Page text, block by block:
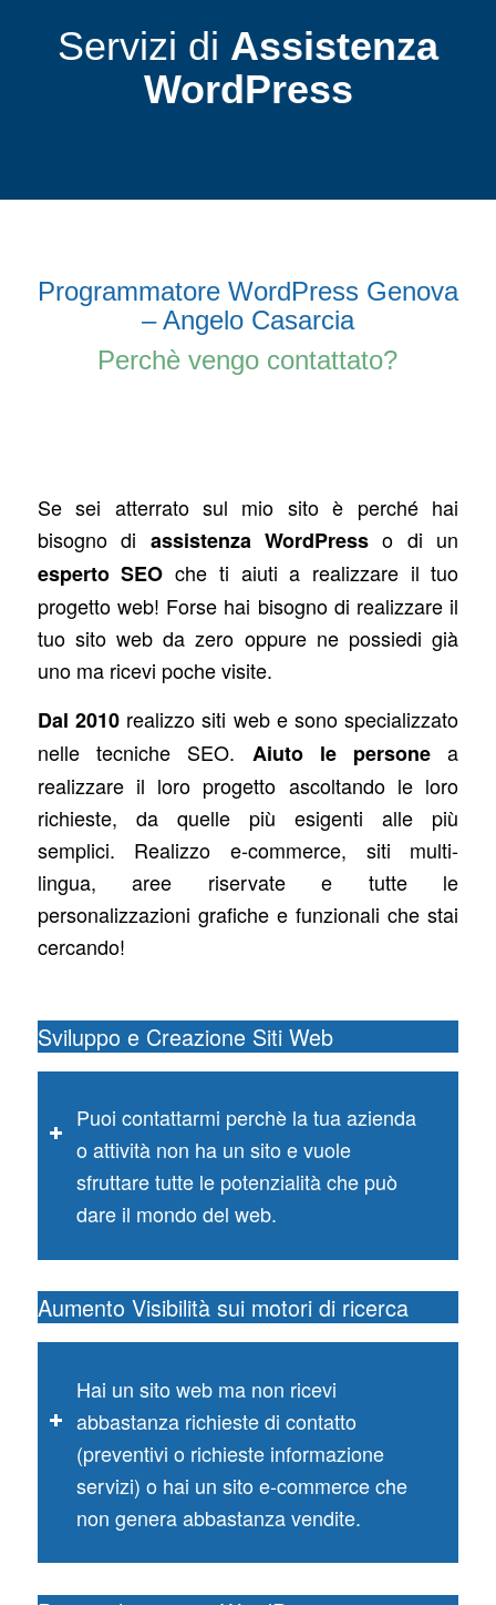
Servizi di Assistenza
WordPress
Programmatore WordPress Genova
– Angelo Casarcia
Perchè vengo contattato?
Se sei atterrato sul mio sito è perché hai
bisogno di assistenza WordPress o di un
esperto SEO che ti aiuti a realizzare il tuo
progetto web! Forse hai bisogno di realizzare il
tuo sito web da zero oppure ne possiedi già
uno ma ricevi poche visite.
Dal 2010realizzo siti web e sono specializzato
nelle tecniche SEO. Aiuto le persone a
realizzare il loro progetto ascoltando le loro
richieste, da quelle più esigenti alle più
semplici. Realizzo e-commerce, siti multi-
lingua, aree riservate e tutte le
personalizzazioni grafiche e funzionali che stai
cercando!
Sviluppo e Creazione Siti Web
Puoi contattarmi perchè la tua azienda
o attività non ha un sito e vuole
sfruttare tutte le potenzialità che può
dare il mondo del web.
Aumento Visibilità sui motori di ricerca
Hai un sito web ma non ricevi
abbastanza richieste di contatto
(preventivi o richieste informazione
servizi) o hai un sito e-commerce che
non genera abbastanza vendite.